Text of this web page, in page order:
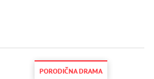
PORODIČNA DRAMA